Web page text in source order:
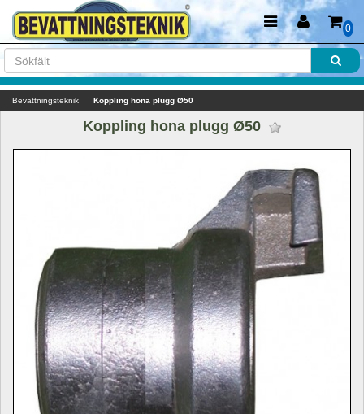
0
Bevattningsteknik Koppling hona plugg Ø50
Koppling hona plugg Ø50